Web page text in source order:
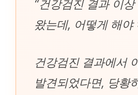
“건강검진 결과 이
왔는데, 어떻게 해야
건강검진 결과에서
발견되었다면, 당황